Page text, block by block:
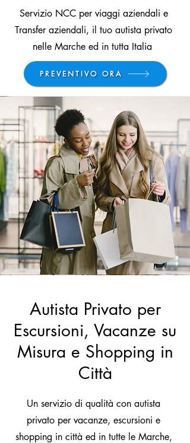
Servizio NCC per viaggi aziendali e
Transfer aziendali, il tuo autista privato
nelle Marche ed in tutta Italia
PREVENTIVO ORA
Autista Privato per
Escursioni, Vacanze su
Misura e Shopping in
Città
Un servizio di qualità con autista
privato per vacanze, escursioni e
shopping in città ed in tutte le Marche,